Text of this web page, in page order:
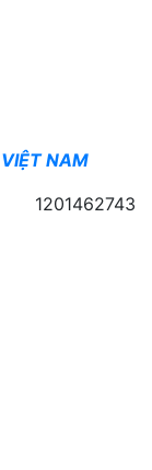
NAM
1201462743